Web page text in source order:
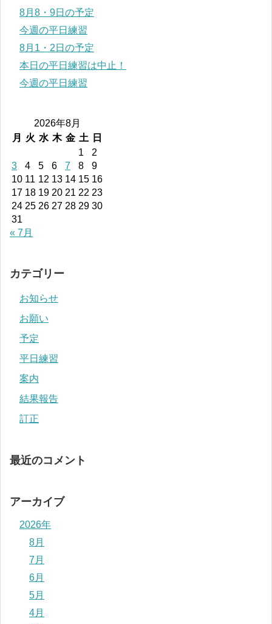
8月8・9日の予定
今週の平日練習
8月1・2日の予定
本日の平日練習は中止！
今週の平日練習
2026年8月
月
火 水 木 金 土
日
1
2
3
4 5 6 7 8
9
10 11 12 13 14 15 16
17 18 19 20 21 22 23
24 25 26 27 28 29 30
31
« 7月
カテゴリー
お知らせ
お願い
予定
平日練習
案内
結果報告
訂正
最近のコメント
アーカイブ
2026年
8月
7月
6月
5月
4月